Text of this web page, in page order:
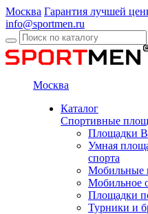
Москва Гарантия лучшей
info@sportmen.ru
Москва
Каталог
Спортивные
Площадки
Умная
спорта
Мобильные
Мобильное
Площадки
Турники и